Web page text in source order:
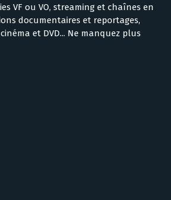
VF ou VO, streaming et chaînes en
documentaires et reportages,
et DVD... Ne manquez plus